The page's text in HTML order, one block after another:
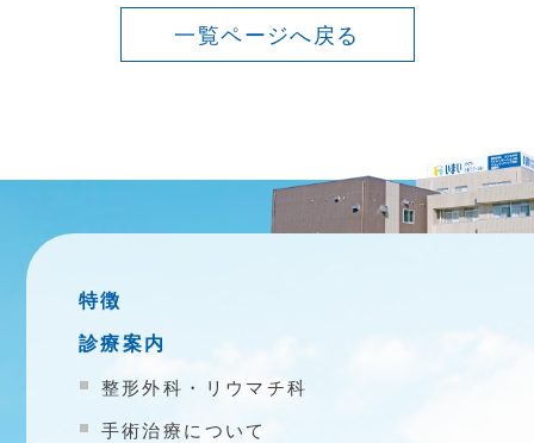
一覧ページへ戻る
特徴
診療案内
整形外科・リウマチ科
手術治療について